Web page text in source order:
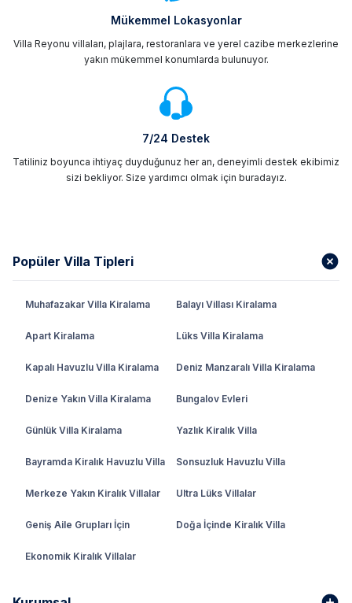
Mükemmel Lokasyonlar
Villa Reyonu villaları, plajlara, restoranlara ve yerel cazibe merkezlerine
yakın mükemmel konumlarda bulunuyor.
7/24 Destek
Tatiliniz boyunca ihtiyaç duyduğunuz her an, deneyimli destek ekibimiz
sizi bekliyor. Size yardımcı olmak için buradayız.
Popüler Villa Tipleri
Muhafazakar Villa Kiralama Balayı Villası Kiralama
Apart Kiralama Lüks Villa Kiralama
Kapalı Havuzlu Villa Kiralama Deniz Manzaralı Villa Kiralama
Denize Yakın Villa Kiralama Bungalov Evleri
Günlük Villa Kiralama Yazlık Kiralık Villa
Bayramda Kiralık Havuzlu Villa Sonsuzluk Havuzlu Villa
Merkeze Yakın Kiralık Villalar Ultra Lüks Villalar
Geniş Aile Grupları İçin Doğa İçinde Kiralık Villa
Ekonomik Kiralık Villalar